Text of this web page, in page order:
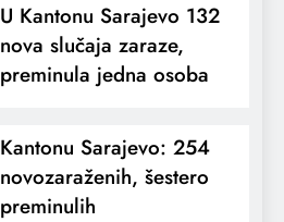
U Kantonu Sarajevo 132
nova slučaja zaraze,
preminula jedna osoba
Kantonu Sarajevo: 254
novozaraženih, šestero
preminulih